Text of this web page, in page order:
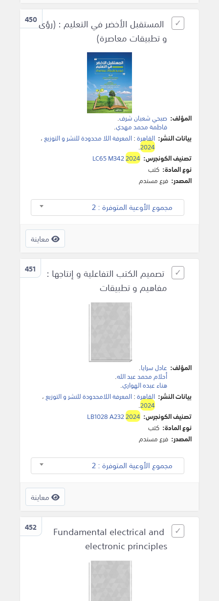
450المستقبل الأخضر في التعليم : (رؤى
و تطبيقات معاصرة)
المؤلف: صبحي شعبان شرف.
فاطمة محمد مهدي.
بيانات النشر: القاهرة:المعرفة اللا محدودة للنشر و التوزيع،
2024
.
تصنيف الكونجرس:
LC65 M3422024
نوع المادة: كتب
المصدر: فرع مسندم
مجموع الأوعية المتوفرة : 2
معاينة
451
تصميم الكتب التفاعلية و إنتاجها :
مفاهيم و تطبيقات
المؤلف: عادل سرايا.
أحلام محمد عبد الله.
هناء عبده الهواري.
بيانات النشر: القاهرة:المعرفة اللامحدودة للنشر و التوزيع،
2024
.
تصنيف الكونجرس:
LB1028 A2322024
نوع المادة: كتب
المصدر: فرع مسندم
مجموع الأوعية المتوفرة : 2
معاينة
452
Fundamental electrical and
electronic principles